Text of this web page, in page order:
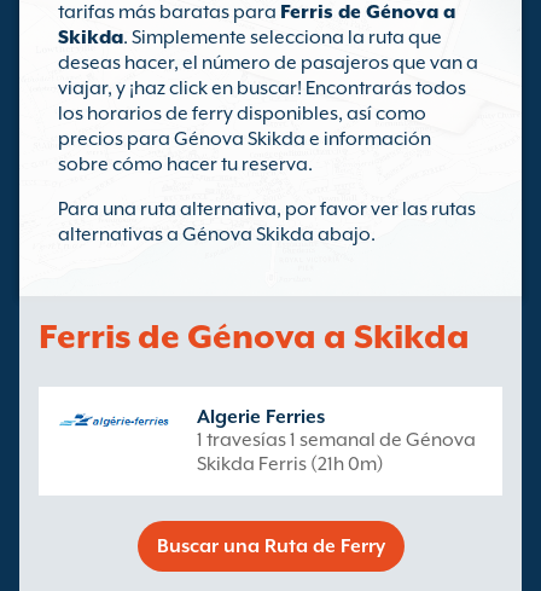
tarifas más baratas para Ferris de Génova a
Skikda. Simplemente selecciona la ruta que
deseas hacer, el número de pasajeros que van a
viajar, y ¡haz click en buscar! Encontrarás todos
los horarios de ferry disponibles, así como
precios para Génova Skikda e información
sobre cómo hacer tu reserva.
Para una ruta alternativa, por favor ver las rutas
alternativas a Génova Skikda abajo.
Ferris de Génova a Skikda
Algerie Ferries
1 travesías 1 semanal de Génova
Skikda Ferris (21h 0m)
Buscar una Ruta de Ferry